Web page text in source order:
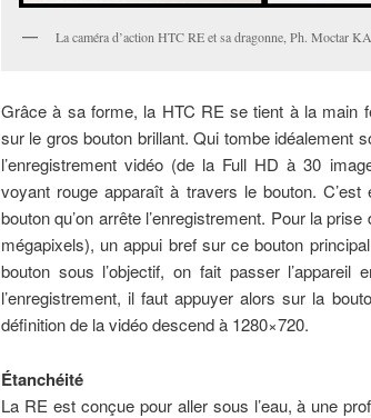
La caméra d’action HTC RE et sa dragonne, Ph. Moctar
Grâce à sa forme, la HTC RE se tient à la main
sur le gros bouton brillant. Qui tombe idéalement
l’enregistrement vidéo (de la Full HD à 30
voyant rouge apparaît à travers le bouton.
bouton qu’on arrête l’enregistrement. Pour la
mégapixels), un appui bref sur ce bouton
bouton sous l’objectif, on fait passer l’appareil
l’enregistrement, il faut appuyer alors sur la
définition de la vidéo descend à 1280×720.
Étanchéité
La RE est conçue pour aller sous l’eau, à une